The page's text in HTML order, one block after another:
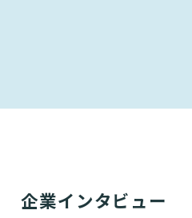
企業インタビュー